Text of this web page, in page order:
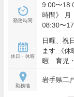
勤務時間
9:00〜
時間》
08:30〜
休日・休暇
日曜、祝
ます 《
暇 育児・
勤務地
岩手県二